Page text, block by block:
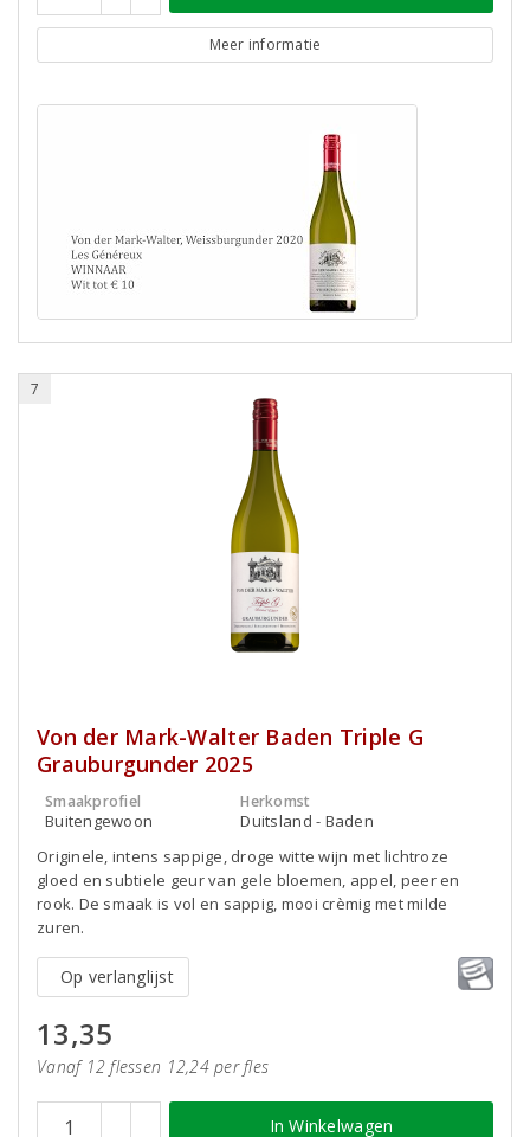
Meer informatie
7
Von der Mark-Walter Baden Triple G
Grauburgunder 2025
Smaakprofiel
Buitengewoon
Herkomst
Duitsland - Baden
Originele, intens sappige, droge witte wijn met lichtroze
gloed en subtiele geur van gele bloemen, appel, peer en
rook. De smaak is vol en sappig, mooi crèmig met milde
zuren.
Op verlanglijst
13,35
Vanaf 12 flessen 12,24 per fles
In Winkelwagen